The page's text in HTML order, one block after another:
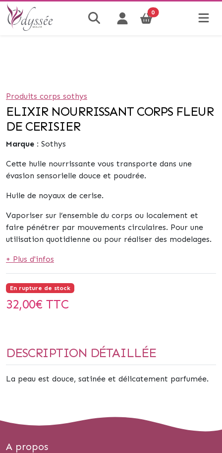
0
Produits corps sothys
ELIXIR NOURRISSANT CORPS FLEUR
DE CERISIER
Marque : Sothys
Cette huile nourrissante vous transporte dans une
évasion sensorielle douce et poudrée.
Huile de noyaux de cerise.
Vaporiser sur l’ensemble du corps ou localement et
faire pénétrer par mouvements circulaires. Pour une
utilisation quotidienne ou pour réaliser des modelages.
+ Plus d'infos
En rupture de stock
32,00€ TTC
DESCRIPTION DÉTAILLÉE
La peau est douce, satinée et délicatement parfumée.
A propos